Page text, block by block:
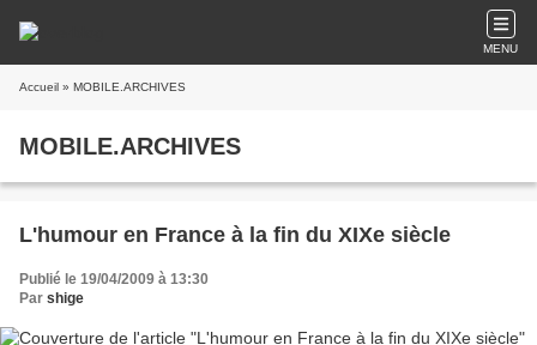
MENU
Accueil » MOBILE.ARCHIVES
MOBILE.ARCHIVES
L'humour en France à la fin du XIXe siècle
Publié le 19/04/2009 à 13:30
Par shige